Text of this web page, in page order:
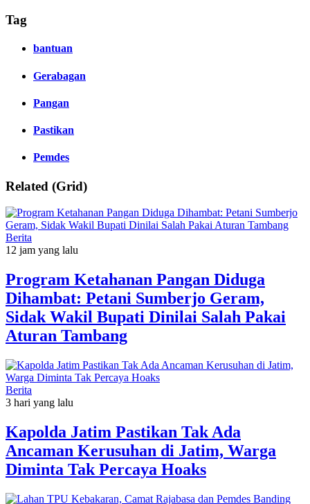
Tag
bantuan
Gerabagan
Pangan
Pastikan
Pemdes
Related (Grid)
Berita
12 jam yang lalu
Program Ketahanan Pangan Diduga
Dihambat: Petani Sumberjo Geram,
Sidak Wakil Bupati Dinilai Salah Pakai
Aturan Tambang
Berita
3 hari yang lalu
Kapolda Jatim Pastikan Tak Ada
Ancaman Kerusuhan di Jatim, Warga
Diminta Tak Percaya Hoaks